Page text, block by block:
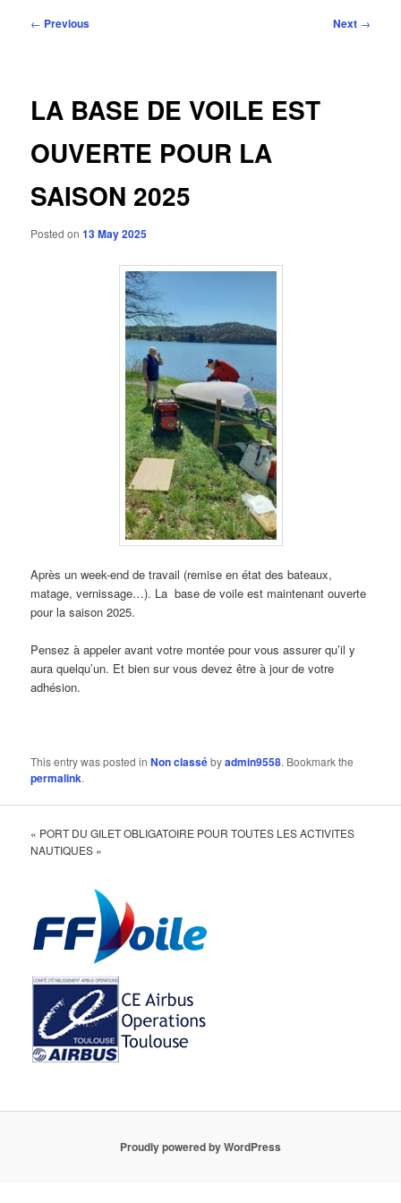
Post
← Previous Next →
LA BASE DE VOILE EST
OUVERTE POUR LA
SAISON 2025
Posted on13 May 2025
Après un week-end de travail (remise en état des bateaux,
matage, vernissage…). La base de voile est maintenant ouverte
pour la saison 2025.
Pensez à appeler avant votre montée pour vous assurer qu’il y
aura quelqu’un. Et bien sur vous devez être à jour de votre
adhésion.
This entry was posted inNon classébyadmin9558. Bookmark the
permalink.
« PORT DU GILET OBLIGATOIRE POUR TOUTES LES ACTIVITES
NAUTIQUES »
Proudly powered by WordPress